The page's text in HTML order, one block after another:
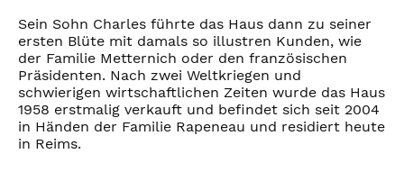
Sein Sohn Charles führte das Haus dann zu seiner
ersten Blüte mit damals so illustren Kunden, wie
der Familie Metternich oder den französischen
Präsidenten. Nach zwei Weltkriegen und
schwierigen wirtschaftlichen Zeiten wurde das Haus
1958 erstmalig verkauft und befindet sich seit 2004
in Händen der Familie Rapeneau und residiert heute
in Reims.